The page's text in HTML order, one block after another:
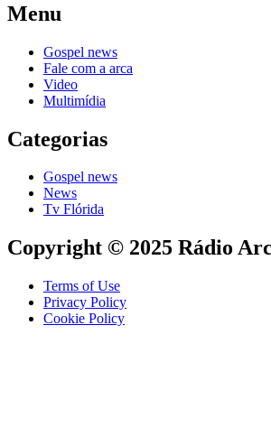
Menu
Gospel news
Fale com a arca
Video
Multimídia
Categorias
Gospel news
News
Tv Flórida
Copyright © 2025 Rádio
Terms of Use
Privacy Policy
Cookie Policy